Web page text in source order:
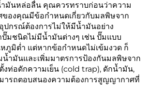
มันหล่อลื่น คุณควรทราบก่อนว่าความ
องคุณมีข้อกำหนดเกี่ยวกับมลพิษจาก
ปกรณ์ต้องการไม่ให้มีน้ำมันอย่าง
ปั๊มชนิดไม่มีน้ำมันต่างๆ เช่น ปั๊มแบบ
ภูมิต่ำ แต่หากข้อกำหนดไม่เข้มงวด ก็
น้ำมันและเพิ่มมาตรการป้องกันมลพิษจาก
งท่อดักความเย็น (cold trap), ดักน้ำมัน,
ารถตอบสนองความต้องการสูญญากาศที่